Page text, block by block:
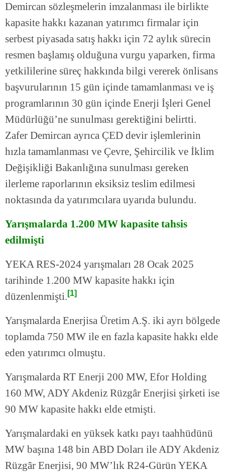
Demircan sözleşmelerin imzalanması ile birlikte
kapasite hakkı kazanan yatırımcı firmalar için
serbest piyasada satış hakkı için 72 aylık sürecin
resmen başlamış olduğuna vurgu yaparken, firma
yetkililerine süreç hakkında bilgi vererek önlisans
başvurularının 15 gün içinde tamamlanması ve iş
programlarının 30 gün içinde Enerji İşleri Genel
Müdürlüğü’ne sunulması gerektiğini belirtti.
Zafer Demircan ayrıca ÇED devir işlemlerinin
hızla tamamlanması ve Çevre, Şehircilik ve İklim
Değişikliği Bakanlığına sunulması gereken
ilerleme raporlarının eksiksiz teslim edilmesi
noktasında da yatırımcılara uyarıda bulundu.
Yarışmalarda 1.200 MW kapasite tahsis
edilmişti
YEKA RES-2024 yarışmaları 28 Ocak 2025
tarihinde 1.200 MW kapasite hakkı için
düzenlenmişti. [1]
Yarışmalarda Enerjisa Üretim A.Ş. iki ayrı bölgede
toplamda 750 MW ile en fazla kapasite hakkı elde
eden yatırımcı olmuştu.
Yarışmalarda RT Enerji 200 MW, Efor Holding
160 MW, ADY Akdeniz Rüzgâr Enerjisi şirketi ise
90 MW kapasite hakkı elde etmişti.
Yarışmalardaki en yüksek katkı payı taahhüdünü
MW başına 148 bin ABD Doları ile ADY Akdeniz
Rüzgâr Enerjisi, 90 MW’lık R24-Gürün YEKA